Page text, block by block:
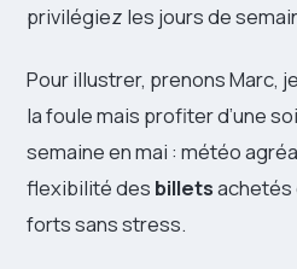
privilégiez les jours de
Pour illustrer, prenons Marc,
la foule mais profiter d’une
semaine en mai : météo
flexibilité des billetsachetés
forts sans stress.